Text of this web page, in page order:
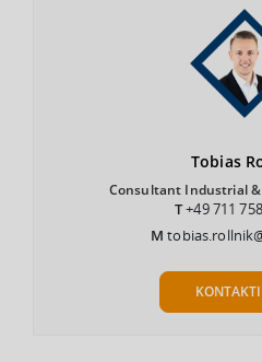
Tobias
Consultant Industrial
T+49 711
M